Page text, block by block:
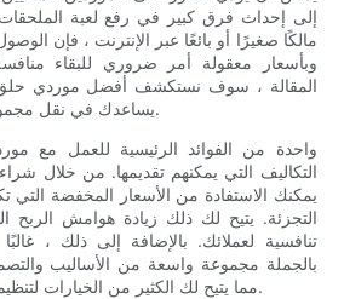
إلى إحداث فرق كبير في رفع لعبة
مالكًا صغيرًا أو بائعًا عبر الإنترنت ، فإن
وبأسعار معقولة أمر ضروري للبقاء
المقالة ، سوف نستكشف أفضل موردي حلق
يساعدك في نقل مجموعتك إلى المستوى التالي.
واحدة من الفوائد الرئيسية للعمل مع
التكاليف التي يمكنهم تقديمها. من خلال
يمكنك الاستفادة من الأسعار المخفضة التي
التجزئة. يتيح لك ذلك زيادة هوامش الربح
تنافسية لعملائك. بالإضافة إلى ذلك ،
بالجملة مجموعة واسعة من الأساليب
مما يتيح لك الكثير من الخيارات لتنظيم مجموعة متنوعة وجذابة.